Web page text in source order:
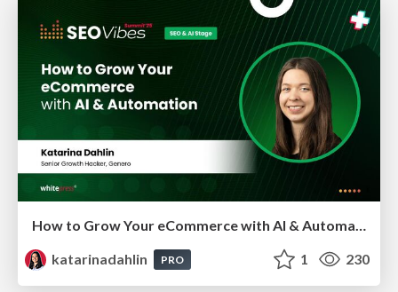
katarinadahlin
PRO 1 230